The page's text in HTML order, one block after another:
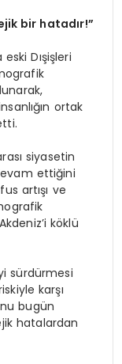
bir hatadır!”
Dışişleri
ortak
siyasetin
ettiğini
artışı ve
köklü
sürdürmesi
karşı
bugün
hatalardan